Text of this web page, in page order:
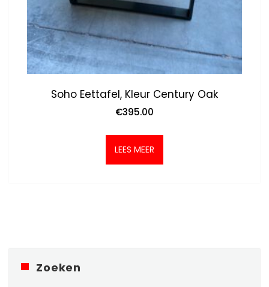
Soho Eettafel, Kleur Century Oak
€395.00
LEES MEER
Zoeken